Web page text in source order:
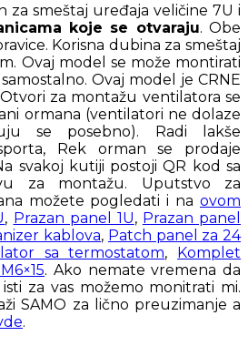
za smeštaj uređaja veličine 7U i
koje se otvaraju. Obe
Korisna dubina za smeštaj
Ovaj model se može montirati
Ovaj model je CRNE
za montažu ventilatora se
ormana (ventilatori ne dolaze
se posebno). Radi lakše
Rek orman se prodaje
svakoj kutiji postoji QR kod sa
za montažu. Uputstvo za
možete pogledati i na ovom
, Prazan panel 1U, Prazan panel
kablova, Patch panel za 24
sa termostatom, Komplet
. Ako nemate vremena da
za vas možemo monitrati mi.
SAMO za lično preuzimanje a
.